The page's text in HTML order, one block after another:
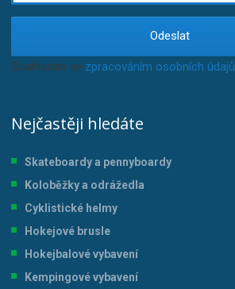
Odeslat
Souhlasím se zpracováním osobních údajů
Nejčastěji hledáte
Skateboardy a pennyboardy
Koloběžky a odrážedla
Cyklistické helmy
Hokejové brusle
Hokejbalové vybavení
Kempingové vybavení